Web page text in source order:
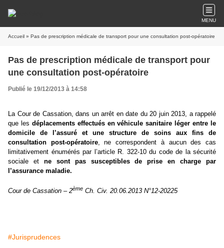
MENU
Accueil » Pas de prescription médicale de transport pour une consultation post-opératoire
Pas de prescription médicale de transport pour
une consultation post-opératoire
Publié le 19/12/2013 à 14:58
La Cour de Cassation, dans un arrêt en date du 20 juin 2013, a rappelé
que les déplacements effectués en véhicule sanitaire léger entre le
domicile de l’assuré et une structure de soins aux fins de
consultation post-opératoire, ne correspondent à aucun des cas
limitativement énumérés par l’article R. 322-10 du code de la sécurité
sociale et ne sont pas susceptibles de prise en charge par
l’assurance maladie.
Cour de Cassation – 2ème Ch. Civ. 20.06.2013 N°12-20225
#Jurisprudences